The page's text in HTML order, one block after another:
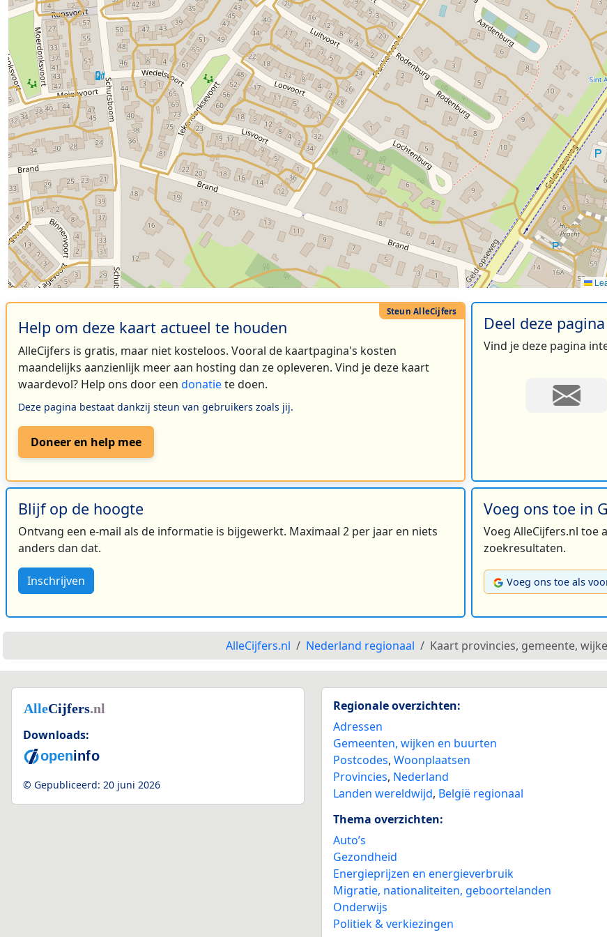
Help om deze kaart actueel te houden
AlleCijfers is gratis, maar niet kosteloos. Vooral de kaartpagina's kosten
maandelijks aanzienlijk meer aan hosting dan ze opleveren. Vind je deze kaart
waardevol? Help ons door een donatiete doen.
Deze pagina bestaat dankzij steun van gebruikers zoals jij.
Doneer en help mee
Deel deze pagina
Vind je deze pagina
Blijf op de hoogte
Ontvang een e-mail als de informatie is bijgewerkt. Maximaal 2 per jaar en niets
anders dan dat.
Inschrijven
Voeg ons toe in
Voeg AlleCijfers.nl toe
zoekresultaten.
Voeg ons toe als
AlleCijfers.nl Nederland regionaal Kaart provincies, gemeente,
Downloads:
© Gepubliceerd: 20 juni 2026
Regionale overzichten:
Adressen
Gemeenten, wijken en buurten
Postcodes,Woonplaatsen
Provincies, Nederland
Landen wereldwijd, België regionaal
Thema overzichten:
Auto’s
Gezondheid
Energieprijzen en energieverbruik
Migratie, nationaliteiten, geboortelanden
Onderwijs
Politiek & verkiezingen